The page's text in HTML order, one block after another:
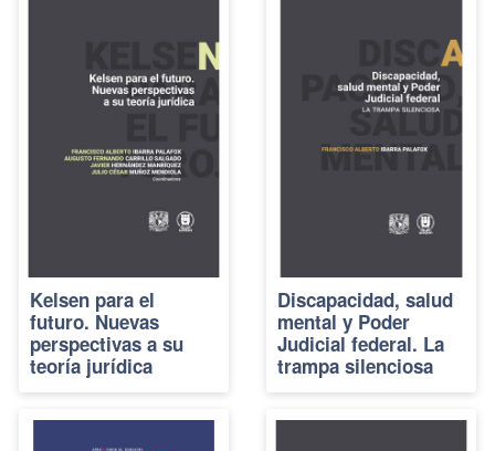
Kelsen para el
futuro. Nuevas
perspectivas a su
teoría jurídica
Discapacidad, salud
mental y Poder
Judicial federal. La
trampa silenciosa